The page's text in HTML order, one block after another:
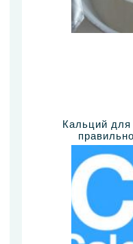
Кальций